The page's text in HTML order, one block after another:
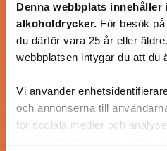
Denna webbplats
alkoholdrycker. För besök
du därför vara 25 år eller
webbplatsen intygar du att du
Vi använder
och annonserna till
för sociala medier och
@puntella